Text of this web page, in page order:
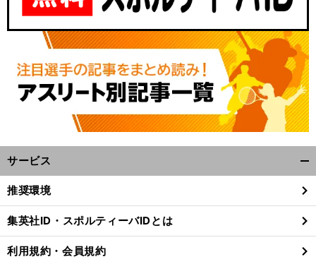
サービス
閉
る
推奨環境
集英社ID・スポルティーバIDとは
利用規約・会員規約